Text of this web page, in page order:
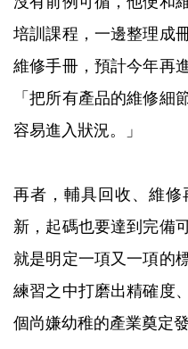
培訓課程，一邊整理成
維修手冊，預計今年再
「把所有產品的維修細
容易進入狀況。」
再者，輔具回收、維
新，起碼也要達到完備
就是明定一項又一項的
練習之中打磨出精確度
個尚嫌幼稚的產業奠定